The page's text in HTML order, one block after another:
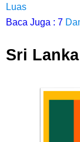
Luas
Baca Juga : 7
Sri Lanka